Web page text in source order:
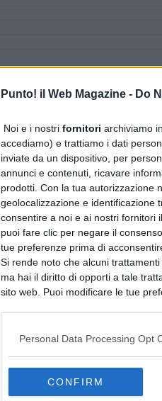
Punto! il Web Magazine - Do
Noi e i nostri fornitori archiviamo
accediamo) e trattiamo i dati
inviate da un dispositivo, per
annunci e contenuti, ricavare
prodotti. Con la tua autorizzazione
geolocalizzazione e identificazione
consentire a noi e ai nostri fornitori
puoi fare clic per negare il
tue preferenze prima di
Si rende noto che alcuni
ma hai il diritto di opporti a tale
sito web. Puoi modificare le tue
Personal Data Processing Opt
CONFIRM